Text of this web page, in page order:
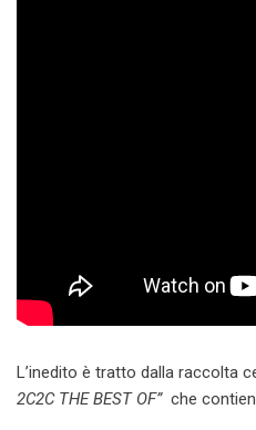
L’inedito è tratto dalla raccolta
2C2C THE BEST OF” che